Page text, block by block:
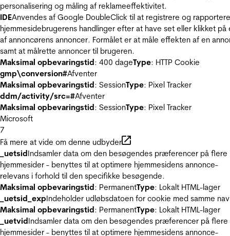
personalisering og måling af reklameeffektivitet.
IDEAnvendes af Google DoubleClick til at registrere og
hjemmesidebrugerens handlinger efter at have set eller klikket på
af annoncørens annoncer. Formålet er at måle effekten af en
samt at målrette annoncer til brugeren.
Maksimal opbevaringstid: 400 dageType: HTTP Cookie
gmp\conversion#Afventer
Maksimal opbevaringstid: SessionType: Pixel Tracker
ddm/activity/src=#Afventer
Maksimal opbevaringstid: SessionType: Pixel Tracker
Microsoft
7
Få mere at vide om denne udbyder
_uetsidIndsamler data om den besøgendes præferencer på flere
hjemmesider - benyttes til at optimere hjemmesidens annonce-
relevans i forhold til den specifikke besøgende.
Maksimal opbevaringstid: PermanentType: Lokalt HTML-lager
_uetsid_expIndeholder udløbsdatoen for cookie med samme
Maksimal opbevaringstid: PermanentType: Lokalt HTML-lager
_uetvidIndsamler data om den besøgendes præferencer på flere
hjemmesider - benyttes til at optimere hjemmesidens annonce-